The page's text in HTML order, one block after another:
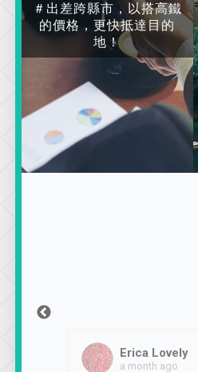
＃出差跨縣市，以搭高鐵
的價格，更快抵達目的
地！
Erica Lovely
a month ago